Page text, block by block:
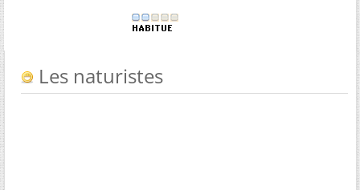
Les naturistes